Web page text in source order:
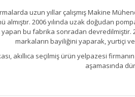
uzun yıllar çalışmış Makine
almıştır. 2006 yılında uzak doğudan
bu fabrika sonradan
markaların bayiliğini yaparak, yurtiçi
akıllıca seçilmiş ürün yelpazesi
aşamasında